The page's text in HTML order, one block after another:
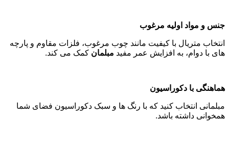
جنس و مواد اولیه مرغوب
انتخاب متریال با کیفیت مانند چوب مرغوب، فلزات مقاوم و پارچه
های با دوام، به افزایش عمر مفید مبلمان کمک می کند.
هماهنگی با دکوراسیون
مبلمانی انتخاب کنید که با رنگ ها و سبک دکوراسیون فضای شما
همخوانی داشته باشد.